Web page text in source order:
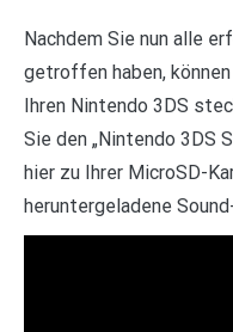
Nachdem Sie nun alle
getroffen haben,
Ihren Nintendo 3DS
Sie den „Nintendo 3DS
hier zu Ihrer MicroSD-
heruntergeladene